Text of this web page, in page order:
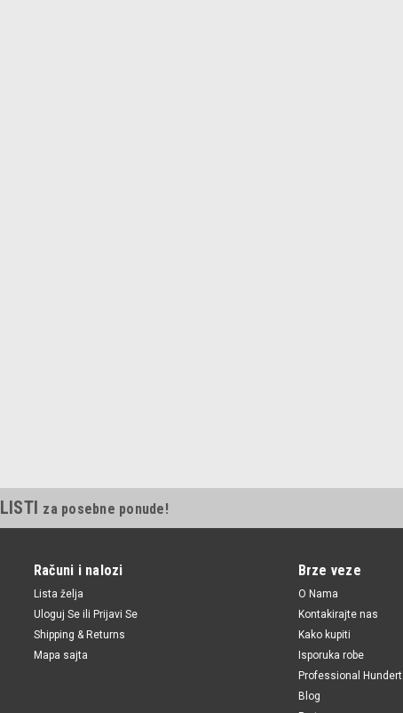
za posebne ponude!
Računi i nalozi
Lista želja
Uloguj Se ili Prijavi Se
Shipping & Returns
Mapa sajta
Brze veze
O Nama
Kontakirajte nas
Kako kupiti
Isporuka robe
Professional Hundert
Blog